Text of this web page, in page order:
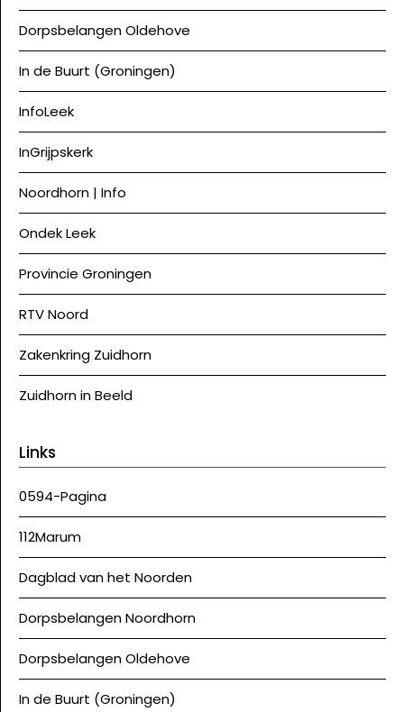
Dorpsbelangen Oldehove
In de Buurt (Groningen)
InfoLeek
InGrijpskerk
Noordhorn | Info
Ondek Leek
Provincie Groningen
RTV Noord
Zakenkring Zuidhorn
Zuidhorn in Beeld
Links
0594-Pagina
112Marum
Dagblad van het Noorden
Dorpsbelangen Noordhorn
Dorpsbelangen Oldehove
In de Buurt (Groningen)